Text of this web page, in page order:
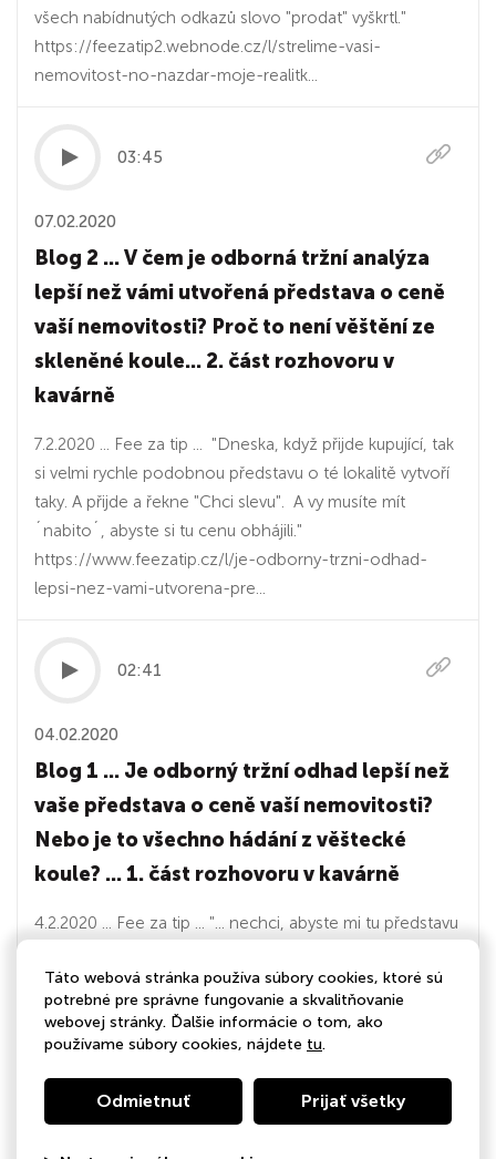
všech nabídnutých odkazů slovo "prodat" vyškrtl."
https://feezatip2.webnode.cz/l/strelime-vasi-
nemovitost-no-nazdar-moje-realitk...
03:45
07.02.2020
Blog 2 ... V čem je odborná tržní analýza
lepší než vámi utvořená představa o ceně
vaší nemovitosti? Proč to není věštění ze
skleněné koule... 2. část rozhovoru v
kavárně
7.2.2020 ... Fee za tip ... "Dneska, když přijde kupující, tak
si velmi rychle podobnou představu o té lokalitě vytvoří
taky. A přijde a řekne "Chci slevu". A vy musíte mít
´nabito´, abyste si tu cenu obhájili."
https://www.feezatip.cz/l/je-odborny-trzni-odhad-
lepsi-nez-vami-utvorena-pre...
02:41
04.02.2020
Blog 1 ... Je odborný tržní odhad lepší než
vaše představa o ceně vaší nemovitosti?
Nebo je to všechno hádání z věštecké
koule? ... 1. část rozhovoru v kavárně
4.2.2020 ... Fee za tip ... "... nechci, abyste mi tu představu
představě došel? Proč si myslíte, že to má tu ´vaši´
cenu?" https://www.feezatip.cz/l/je-odborny-trzni-
odhad-lepsi-nez-vami-utvorena-predstava-o-cene-
Táto webová stránka používa súbory cookies, ktoré sú
potrebné pre správne fungovanie a skvalitňovanie
webovej stránky. Ďalšie informácie o tom, ako
používame súbory cookies, nájdete tu.
Odmietnuť Prijať všetky